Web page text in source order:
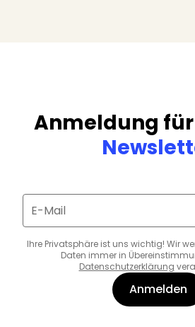
Anmeldung
E-Mail
Ihre Privatsphäre ist uns wichtig! Wir
Daten immer in
Datenschutzerklärung
Anmelden